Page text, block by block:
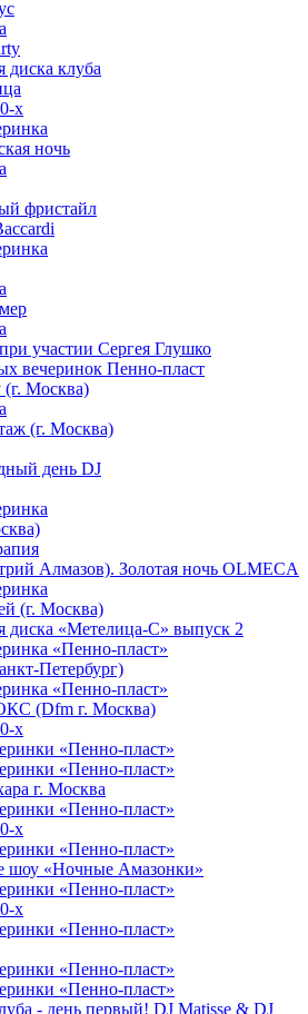
диска клуба
х
ночь
фристайл
участии Сергея Глушко
вечеринок Пенно-пласт
(г. Москва)
(г. Москва)
день DJ
Алмазов). Золотая ночь OLMECA
(г. Москва)
диска «Метелица-С» выпуск 2
«Пенно-пласт»
Петербург)
«Пенно-пласт»
(Dfm г. Москва)
х
«Пенно-пласт»
«Пенно-пласт»
г. Москва
«Пенно-пласт»
х
«Пенно-пласт»
шоу «Ночные Амазонки»
«Пенно-пласт»
х
«Пенно-пласт»
«Пенно-пласт»
«Пенно-пласт»
- день первый! DJ Matisse & DJ